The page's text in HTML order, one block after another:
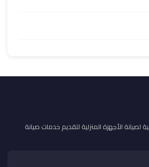
الأجهزة المنزلية لتقديم خدمات صيانة